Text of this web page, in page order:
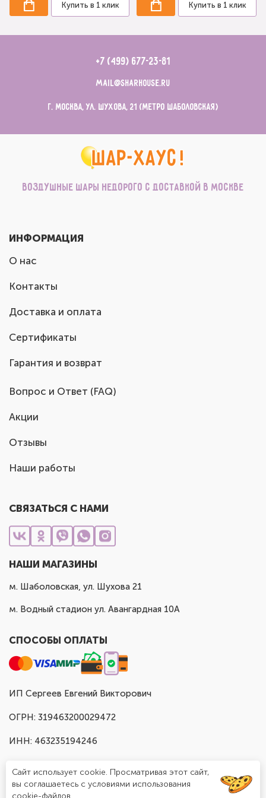
Купить в 1 клик Купить в 1 клик
+7 (499) 677-23-81
mail@sharhouse.ru
г. Москва, ул. Шухова, 21 (метро Шаболовская)
Воздушные шары недорого с доставкой в Москве
ИНФОРМАЦИЯ
О нас
Контакты
Доставка и оплата
Сертификаты
Гарантия и возврат
Вопрос и Ответ (FAQ)
Акции
Отзывы
Наши работы
СВЯЗАТЬСЯ С НАМИ
НАШИ МАГАЗИНЫ
м. Шаболовская, ул. Шухова 21
м. Водный стадион ул. Авангардная 10А
СПОСОБЫ ОПЛАТЫ
ИП Сергеев Евгений Викторович
ОГРН: 319463200029472
ИНН: 463235194246
Сайт использует cookie. Просматривая этот сайт,
вы соглашаетесь с условиями использования
cookie-файлов.